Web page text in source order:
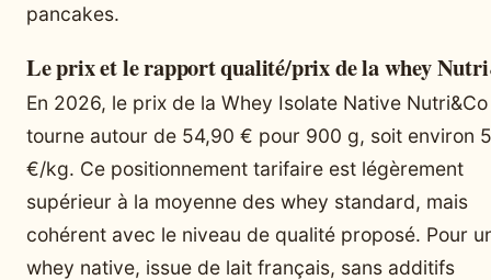
pancakes.
Le prix et le rapport qualité/prix de la whey
En 2026, le prix de la Whey Isolate Native Nutri&Co
tourne autour de 54,90 € pour 900 g, soit environ
€/kg. Ce positionnement tarifaire est légèrement
supérieur à la moyenne des whey standard, mais
cohérent avec le niveau de qualité proposé. Pour
whey native, issue de lait français, sans additifs